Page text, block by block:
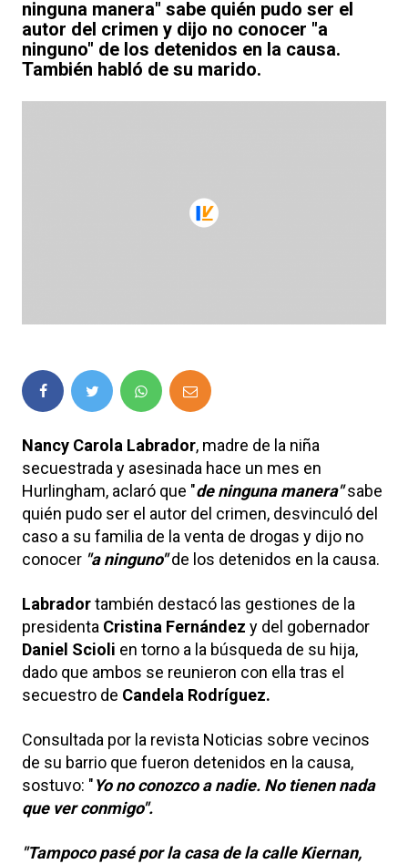
ninguna manera" sabe quién pudo ser el
autor del crimen y dijo no conocer "a
ninguno" de los detenidos en la causa.
También habló de su marido.
Nancy Carola Labrador, madre de la niña
secuestrada y asesinada hace un mes en
Hurlingham, aclaró que "de ninguna manera"sabe
quién pudo ser el autor del crimen, desvinculó del
caso a su familia de la venta de drogas y dijo no
conocer "a ninguno"de los detenidos en la causa.
Labradortambién destacó las gestiones de la
presidenta Cristina Fernández y del gobernador
Daniel Scioli en torno a la búsqueda de su hija,
dado que ambos se reunieron con ella tras el
secuestro de Candela Rodríguez.
Consultada por la revista Noticias sobre vecinos
de su barrio que fueron detenidos en la causa,
sostuvo: "Yo no conozco a nadie. No tienen nada
que ver conmigo".
"Tampoco pasé por la casa de la calle Kiernan,